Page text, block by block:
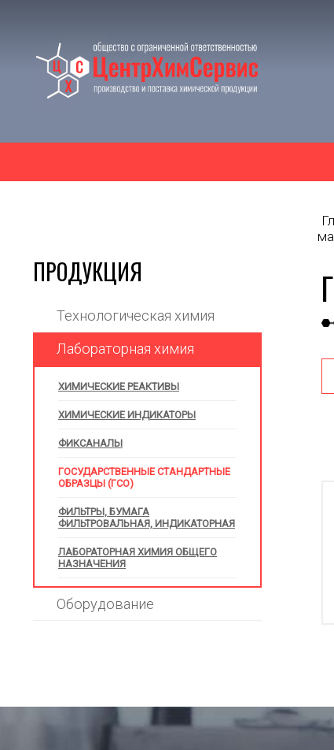
ПРОДУКЦИЯ
Технологическая химия
Лабораторная химия
ХИМИЧЕСКИЕ РЕАКТИВЫ
ХИМИЧЕСКИЕ ИНДИКАТОРЫ
ФИКСАНАЛЫ
ГОСУДАРСТВЕННЫЕ СТАНДАРТНЫЕ
ОБРАЗЦЫ (ГСО)
ФИЛЬТРЫ, БУМАГА
ФИЛЬТРОВАЛЬНАЯ, ИНДИКАТОРНАЯ
ЛАБОРАТОРНАЯ ХИМИЯ ОБЩЕГО
НАЗНАЧЕНИЯ
Оборудование